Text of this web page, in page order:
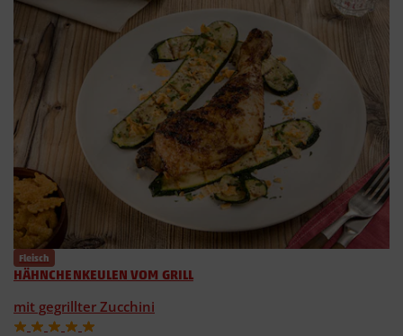
Fleisch
HÄHNCHENKEULEN VOM GRILL
mit gegrillter Zucchini